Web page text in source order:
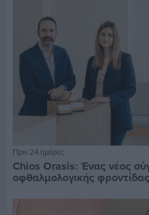
Πριν 24 ημέρες
Chios Orasis: Ένας νέος
οφθαλμολογικής